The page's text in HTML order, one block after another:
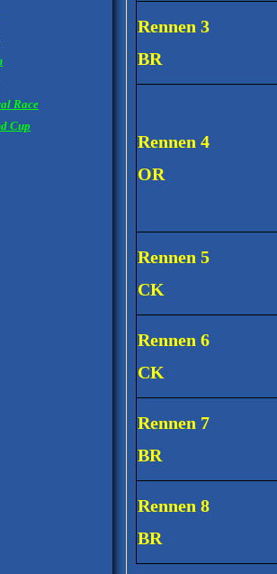
Race
Cup
Rennen 3
BR
Rennen 4
OR
Rennen 5
CK
Rennen 6
CK
Rennen 7
BR
Rennen 8
BR